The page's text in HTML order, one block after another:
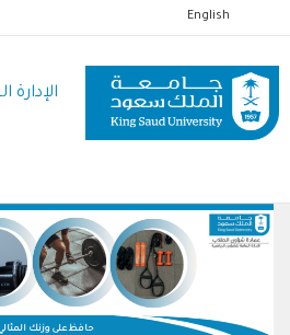
إلى
المحتوى
الرئيسي
English
حافظ على وزنك